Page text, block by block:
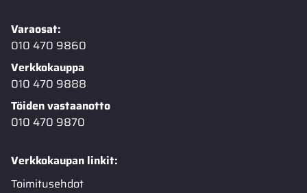
Varaosat:
010 470 9860
Verkkokauppa
010 470 9888
Töiden vastaanotto
010 470 9870
Verkkokaupan linkit:
Toimitusehdot